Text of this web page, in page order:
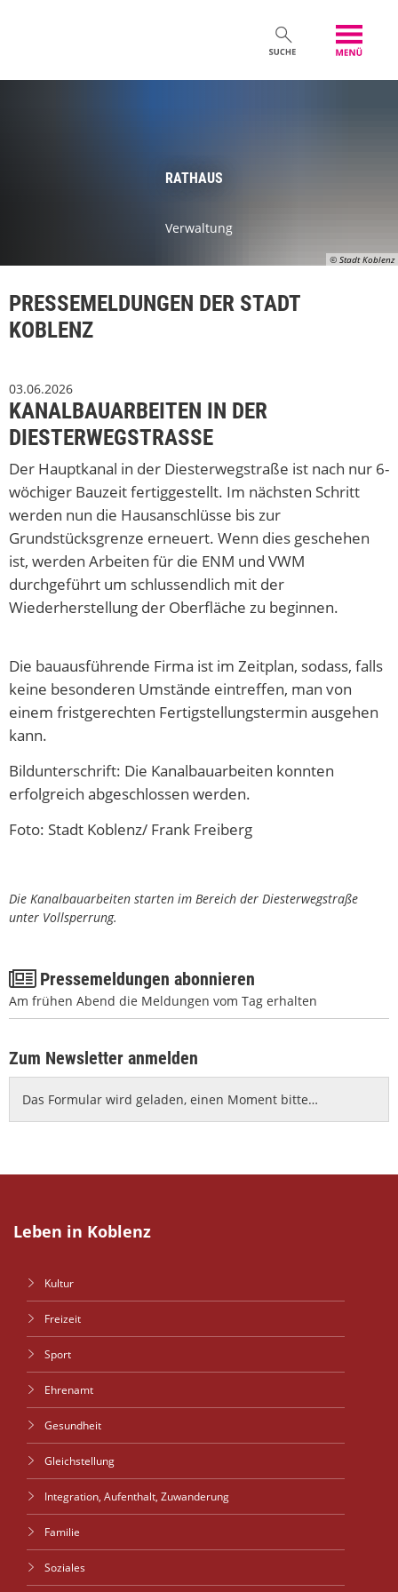
© Stadt Koblenz
RATHAUS
Verwaltung
PRESSEMELDUNGEN DER STADT
KOBLENZ
KANALBAUARBEITEN IN DER
DIESTERWEGSTRASSE
Der Hauptkanal in der Diesterwegstraße ist nach nur 6-
wöchiger Bauzeit fertiggestellt. Im nächsten Schritt
werden nun die Hausanschlüsse bis zur
Grundstücksgrenze erneuert. Wenn dies geschehen
ist, werden Arbeiten für die ENM und VWM
durchgeführt um schlussendlich mit der
Wiederherstellung der Oberfläche zu beginnen.
Die bauausführende Firma ist im Zeitplan, sodass, falls
keine besonderen Umstände eintreffen, man von
einem fristgerechten Fertigstellungstermin ausgehen
kann.
Bildunterschrift: Die Kanalbauarbeiten konnten
erfolgreich abgeschlossen werden.
Foto: Stadt Koblenz/ Frank Freiberg
03.06.2026
Die Kanalbauarbeiten starten im Bereich der Diesterwegstraße
unter Vollsperrung.
Pressemeldungen abonnieren
Am frühen Abend die Meldungen vom Tag erhalten
Zum Newsletter anmelden
Das Formular wird geladen, einen Moment bitte…
Leben in Koblenz
Kultur
Freizeit
Sport
Ehrenamt
Gesundheit
Gleichstellung
Integration, Aufenthalt, Zuwanderung
Familie
Soziales